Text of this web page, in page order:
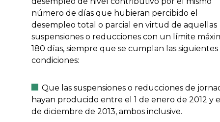
número de días que hubieran percibido el
desempleo total o parcial en virtud de aquellas
suspensiones o reducciones con un límite
180 días, siempre que se cumplan las siguientes
condiciones:
Que las suspensiones o reducciones de
hayan producido entre el 1 de enero de 2012 y
de diciembre de 2013, ambos inclusive.